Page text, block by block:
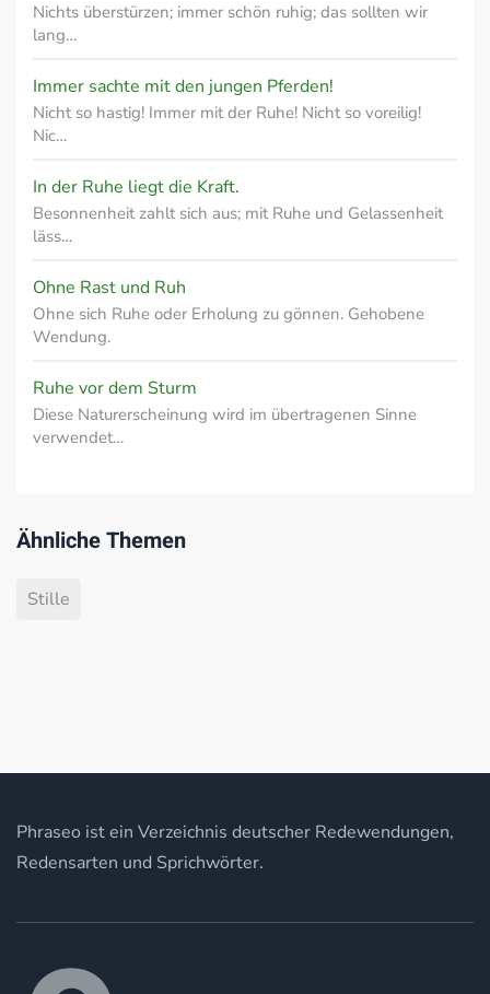
Nichts überstürzen; immer schön ruhig; das sollten wir
lang…
Immer sachte mit den jungen Pferden!
Nicht so hastig! Immer mit der Ruhe! Nicht so voreilig!
Nic…
In der Ruhe liegt die Kraft.
Besonnenheit zahlt sich aus; mit Ruhe und Gelassenheit
läss…
Ohne Rast und Ruh
Ohne sich Ruhe oder Erholung zu gönnen. Gehobene
Wendung.
Ruhe vor dem Sturm
Diese Naturerscheinung wird im übertragenen Sinne
verwendet…
Ähnliche Themen
Stille
Phraseo ist ein Verzeichnis deutscher Redewendungen,
Redensarten und Sprichwörter.